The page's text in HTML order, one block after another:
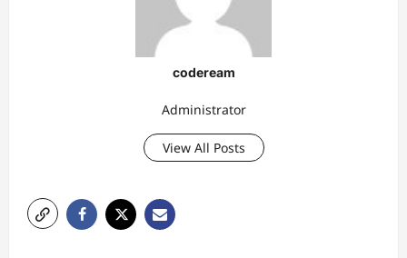
codeream
Administrator
View All Posts